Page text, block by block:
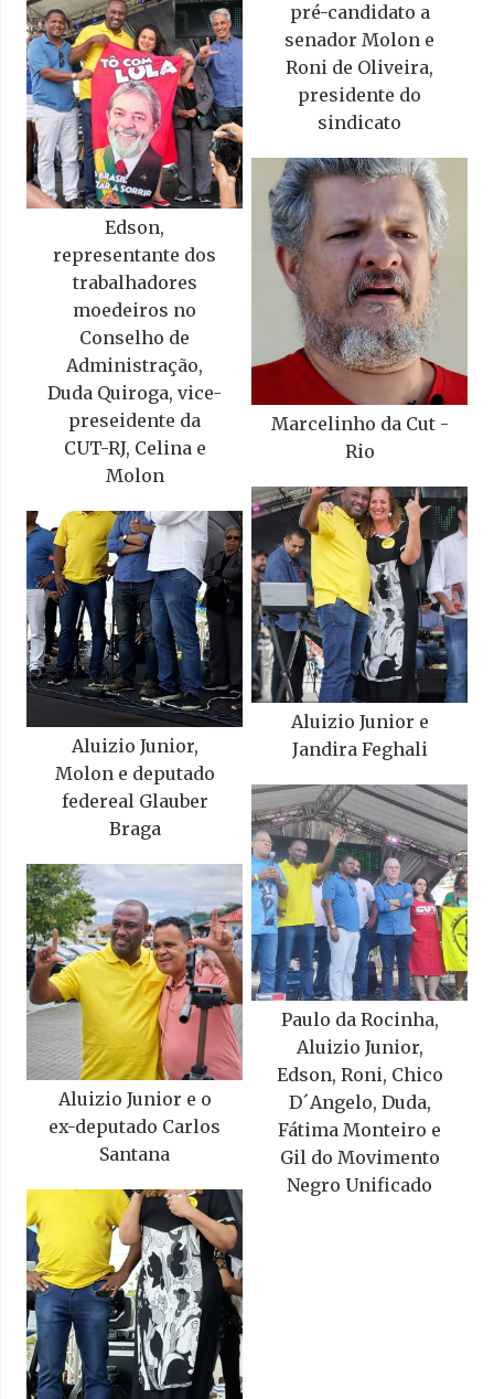
pré-candidato a
senador Molon e
Roni de Oliveira,
presidente do
sindicato
Edson,
representante dos
trabalhadores
moedeiros no
Conselho de
Administração,
Duda Quiroga, vice-
preseidente da
CUT-RJ, Celina e
Molon
Marcelinho da Cut -
Rio
Aluizio Junior e
Jandira Feghali
Aluizio Junior,
Molon e deputado
federeal Glauber
Braga
Paulo da Rocinha,
Aluizio Junior,
Edson, Roni, Chico
D´Angelo, Duda,
Fátima Monteiro e
Gil do Movimento
Negro Unificado
Aluizio Junior e o
ex-deputado Carlos
Santana